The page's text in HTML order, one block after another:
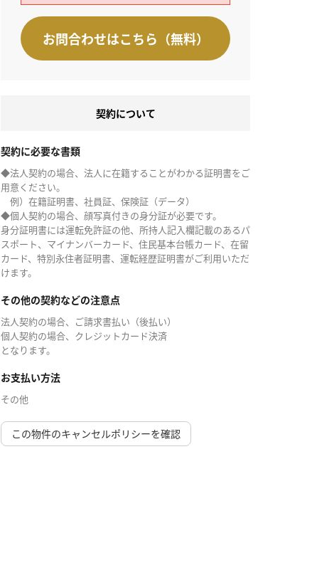
お問合わせはこちら（無料）
契約について
契約に必要な書類
◆法人契約の場合、法人に在籍することがわかる証明書をご
用意ください。
例）在籍証明書、社員証、保険証（データ）
◆個人契約の場合、顔写真付きの身分証が必要です。
身分証明書には運転免許証の他、所持人記入欄記載のあるパ
スポート、マイナンバーカード、住民基本台帳カード、在留
カード、特別永住者証明書、運転経歴証明書がご利用いただ
けます。
その他の契約などの注意点
法人契約の場合、ご請求書払い（後払い）
個人契約の場合、クレジットカード決済
となります。
お支払い方法
その他
この物件のキャンセルポリシーを確認